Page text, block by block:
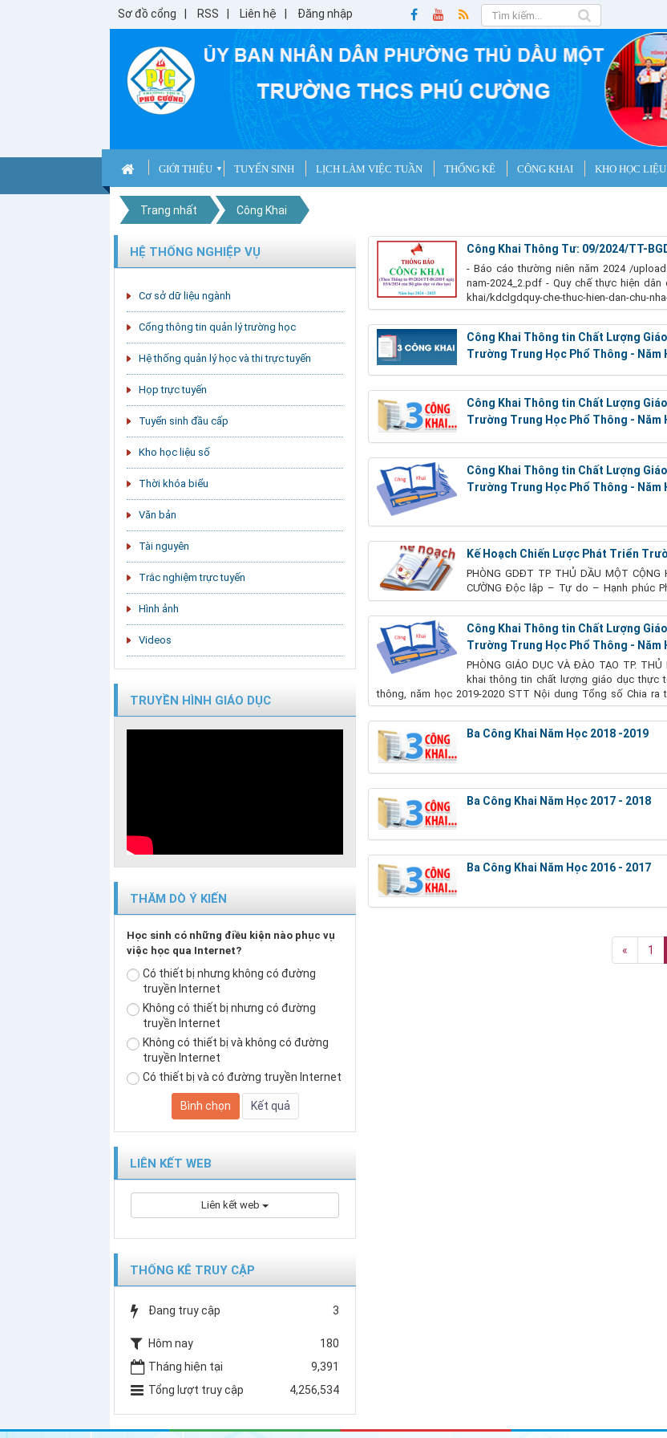
Sơ đồ cổng RSS Liên hệ Đăng nhập
GIỚI THIỆU ▼ TUYỂN SINH LỊCH LÀM VIỆC TUẦN THỐNG KÊ CÔNG KHAI KHO HỌC LIỆU
Trang nhất Công Khai
Công Khai Thông Tư: 09/2024/TT-
- Báo cáo thường niên năm 2024 /
nam-2024_2.pdf - Quy chế thực hiện
khai/kdclgdquy-che-thuc-hien-dan-chu-
Công Khai Thông tin Chất Lượng
Trường Trung Học Phổ Thông - Năm
Công Khai Thông tin Chất Lượng
Trường Trung Học Phổ Thông - Năm
Công Khai Thông tin Chất Lượng
Trường Trung Học Phổ Thông - Năm
Kế Hoạch Chiến Lược Phát Triển
PHÒNG GDĐT TP THỦ DẦU MỘT CỘNG
CƯỜNG Độc lập – Tự do – Hạnh phúc
Công Khai Thông tin Chất Lượng
Trường Trung Học Phổ Thông - Năm
PHÒNG GIÁO DỤC VÀ ĐÀO TẠO TP.
khai thông tin chất lượng giáo dục thực
thông, năm học 2019-2020 STT Nội dung Tổng số Chia ra
Ba Công Khai Năm Học 2018 -2019
Ba Công Khai Năm Học 2017 - 2018
Ba Công Khai Năm Học 2016 - 2017
« 1
HỆ THỐNG NGHIỆP VỤ
Cơ sở dữ liệu ngành
Cổng thông tin quản lý trường học
Hệ thống quản lý học và thi trực tuyến
Họp trực tuyến
Tuyển sinh đầu cấp
Kho học liệu số
Thời khóa biểu
Văn bản
Tài nguyên
Trắc nghiệm trực tuyến
Hình ảnh
Videos
TRUYỀN HÌNH GIÁO DỤC
THĂM DÒ Ý KIẾN
Học sinh có những điều kiện nào phục vụ
việc học qua Internet?
Có thiết bị nhưng không có đường
truyền Internet
Không có thiết bị nhưng có đường
truyền Internet
Không có thiết bị và không có đường
truyền Internet
Có thiết bị và có đường truyền Internet
LIÊN KẾT WEB
Liên kết web
THỐNG KÊ TRUY CẬP
Đang truy cập 3
Hôm nay
180
Tháng hiện tại
9,391
Tổng lượt truy cập
4,256,534